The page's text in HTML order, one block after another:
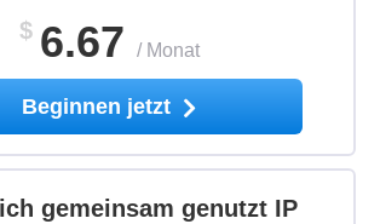
$ 6.67 / Monat
Beginnen jetzt
gemeinsam genutzt IP